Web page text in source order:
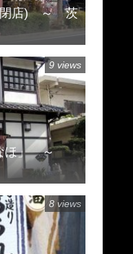
閉店) ～ 茨
なほ」 ～
9 views
8 views